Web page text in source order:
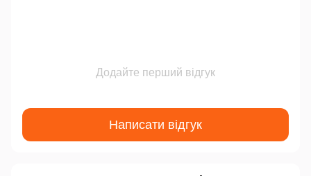
Додайте перший відгук
Написати відгук